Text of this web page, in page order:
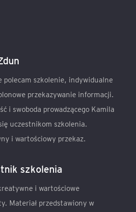
polecam szkolenie, indywidualne
przekazywanie informacji.
i swoboda prowadzącego Kamila
uczestnikom szkolenia.
i wartościowy przekaz.
szkolenia
i wartościowe
Materiał przedstawiony w